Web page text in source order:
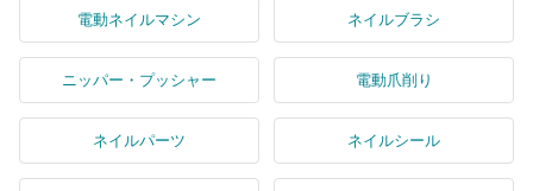
電動ネイルマシン ネイルブラシ
ニッパー・プッシャー 電動爪削り
ネイルパーツ ネイルシール